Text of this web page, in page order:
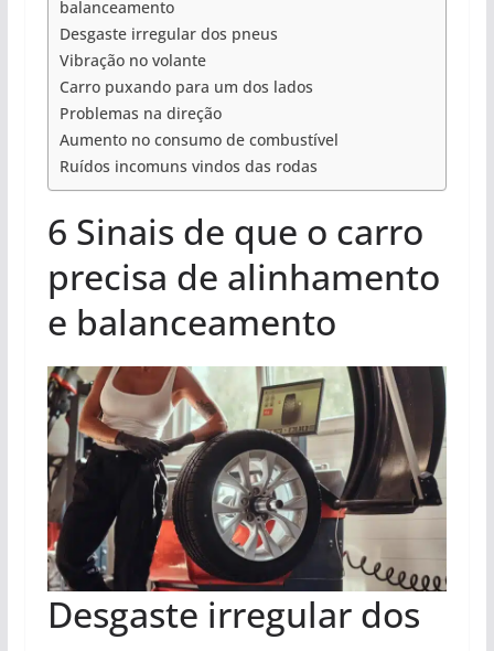
balanceamento
Desgaste irregular dos pneus
Vibração no volante
Carro puxando para um dos lados
Problemas na direção
Aumento no consumo de combustível
Ruídos incomuns vindos das rodas
6 Sinais de que o carro
precisa de alinhamento
e balanceamento
Desgaste irregular dos